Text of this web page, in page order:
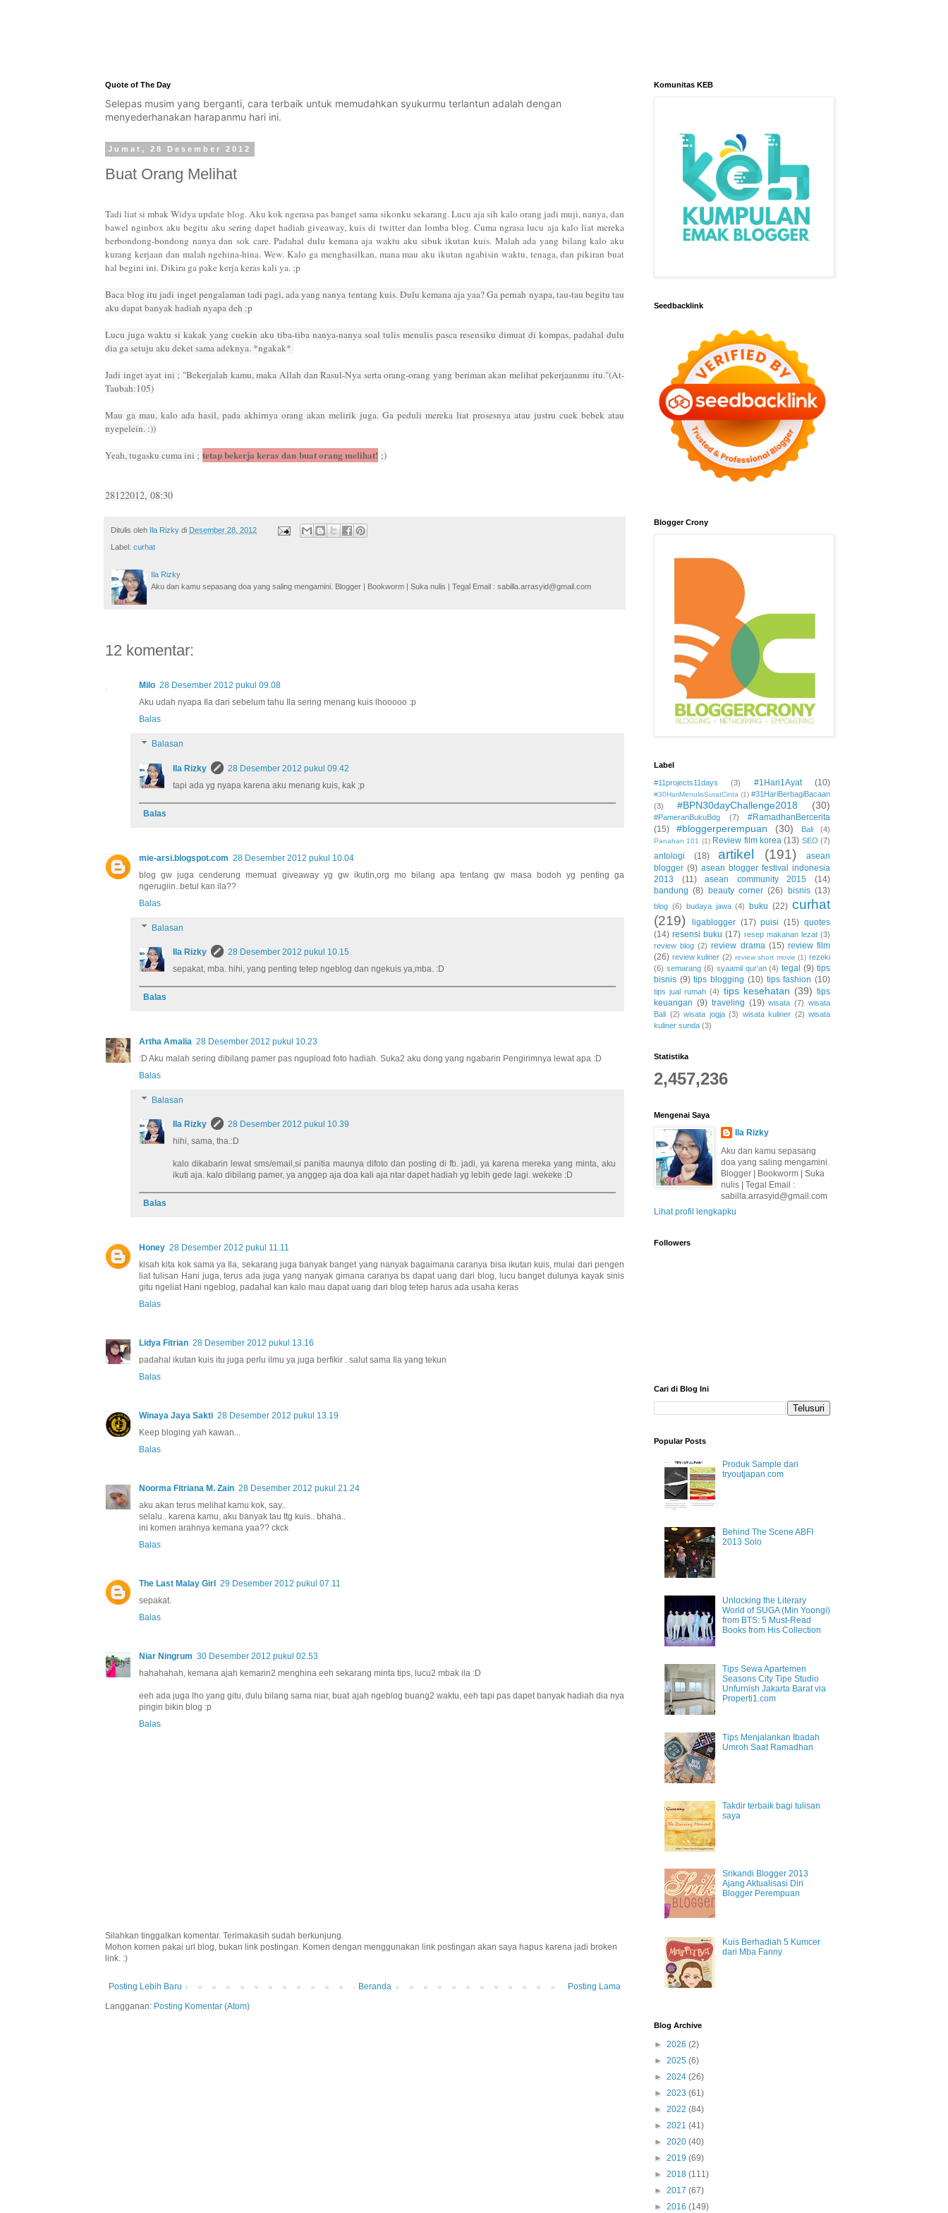
Quote of The Day
Selepas musim yang berganti, cara terbaik untuk memudahkan syukurmu terlantun adalah dengan
menyederhanakan harapanmu hari ini.
Jumat, 28 Desember 2012
Buat Orang Melihat
Tadi liat si mbak Widya update blog. Aku kok ngerasa pas banget sama sikonku sekarang. Lucu aja sih kalo orang jadi muji, nanya, dan
bawel nginbox aku begitu aku sering dapet hadiah giveaway, kuis di twitter dan lomba blog. Cuma ngrasa lucu aja kalo liat mereka
berbondong-bondong nanya dan sok care. Padahal dulu kemana aja waktu aku sibuk ikutan kuis. Malah ada yang bilang kalo aku
kurang kerjaan dan malah ngehina-hina. Wew. Kalo ga menghasilkan, mana mau aku ikutan ngabisin waktu, tenaga, dan pikiran buat
hal begini ini. Dikira ga pake kerja keras kali ya. ;p
Baca blog itu jadi inget pengalaman tadi pagi, ada yang nanya tentang kuis. Dulu kemana aja yaa? Ga pernah nyapa, tau-tau begitu tau
aku dapat banyak hadiah nyapa deh :p
Lucu juga waktu si kakak yang cuekin aku tiba-tiba nanya-nanya soal tulis menulis pasca resensiku dimuat di kompas, padahal dulu
dia ga setuju aku deket sama adeknya. *ngakak*
Jadi inget ayat ini ; "Bekerjalah kamu, maka Allah dan Rasul-Nya serta orang-orang yang beriman akan melihat pekerjaanmu itu."(At-
Taubah:105)
Mau ga mau, kalo ada hasil, pada akhirnya orang akan melirik juga. Ga peduli mereka liat prosesnya atau justru cuek bebek atau
nyepelein. :))
Yeah, tugasku cuma ini ; tetap bekerja keras dan buat orang melihat! ;)
28122012, 08:30
Ditulis oleh Ila Rizky di Desember 28, 2012
Label: curhat
Ila Rizky
Aku dan kamu sepasang doa yang saling mengamini. Blogger | Bookworm | Suka nulis | Tegal Email : sabilla.arrasyid@gmail.com
12 komentar:
Milo 28 Desember 2012 pukul 09.08
Aku udah nyapa Ila dari sebelum tahu Ila sering menang kuis lhooooo :p
Balas
Balasan
Ila Rizky
28 Desember 2012 pukul 09.42
tapi ada yg nyapa karena aku menang kuis, kak ;p
Balas
mie-arsi.blogspot.com 28 Desember 2012 pukul 10.04
blog gw juga cenderung memuat giveaway yg gw ikutin,org mo bilang apa tentang gw masa bodoh yg penting ga
ngerugiin..betul kan ila??
Balas
Balasan
Ila Rizky
28 Desember 2012 pukul 10.15
sepakat, mba. hihi, yang penting tetep ngeblog dan ngekuis ya,mba. :D
Balas
Artha Amalia 28 Desember 2012 pukul 10.23
:D Aku malah sering dibilang pamer pas ngupload foto hadiah. Suka2 aku dong yang ngabarin Pengirimnya lewat apa :D
Balas
Balasan
Ila Rizky
28 Desember 2012 pukul 10.39
hihi, sama, tha.:D
kalo dikabarin lewat sms/email,si panitia maunya difoto dan posting di fb. jadi, ya karena mereka yang minta, aku
ikuti aja. kalo dibilang pamer, ya anggep aja doa kali aja ntar dapet hadiah yg lebih gede lagi. wekeke :D
Balas
Honey 28 Desember 2012 pukul 11.11
kisah kita kok sama ya Ila, sekarang juga banyak banget yang nanyak bagaimana caranya bisa ikutan kuis, mulai dari pengen
liat tulisan Hani juga, terus ada juga yang nanyak gimana caranya bs dapat uang dari blog, lucu banget dulunya kayak sinis
gitu ngeliat Hani ngeblog, padahal kan kalo mau dapat uang dari blog tetep harus ada usaha keras
Balas
Lidya Fitrian 28 Desember 2012 pukul 13.16
padahal ikutan kuis itu juga perlu ilmu ya juga berfikir . salut sama Ila yang tekun
Balas
Winaya Jaya Sakti 28 Desember 2012 pukul 13.19
Keep bloging yah kawan...
Balas
Noorma Fitriana M. Zain 28 Desember 2012 pukul 21.24
aku akan terus melihat kamu kok, say..
selalu.. karena kamu, aku banyak tau ttg kuis.. bhaha..
ini komen arahnya kemana yaa?? ckck
Balas
The Last Malay Girl
29 Desember 2012 pukul 07.11
sepakat.
Balas
Niar Ningrum 30 Desember 2012 pukul 02.53
hahahahah, kemana ajah kemarin2 menghina eeh sekarang minta tips, lucu2 mbak ila :D
eeh ada juga lho yang gitu, dulu bilang sama niar, buat ajah ngeblog buang2 waktu, eeh tapi pas dapet banyak hadiah dia nya
pingin bikin blog :p
Balas
Silahkan tinggalkan komentar. Terimakasih sudah berkunjung.
Mohon komen pakai url blog, bukan link postingan. Komen dengan menggunakan link postingan akan saya hapus karena jadi broken
link. :)
Posting Lebih Baru Posting Lama
Beranda
Langganan: Posting Komentar (Atom)
Komunitas KEB
Seedbacklink
Blogger Crony
Label
#11projects11days (3) #1Hari1Ayat (10)
#30HariMenulisSuratCinta (1) #31HariBerbagiBacaan
(3)
#BPN30dayChallenge2018 (30)
#PameranBukuBdg (7)
#RamadhanBercerita
(15)
#bloggerperempuan (30) Bali (4)
Panahan 101 (1) Review film korea (13) SEO (7)
antologi (18) artikel (191)
asean
blogger (9) asean blogger festival indonesia
2013
(11) asean community 2015
(14)
bandung (8) beauty corner (26) bisnis (13)
blog (6) budaya jawa (4) buku (22) curhat
(219)
ligablogger (17) puisi (15) quotes
(14) resensi buku (17) resep makanan lezat (3)
review blog (2) review drama (15) review film
(26) review kuliner (2) review short movie (1) rezeki
(6) semarang (6) syaamil qur'an (4) tegal (9) tips
bisnis (9) tips blogging (10) tips fashion (10)
tips jual rumah (4) tips kesehatan (39) tips
keuangan (9) traveling (19) wisata (7) wisata
Bali (2) wisata jogja (3) wisata kuliner (2) wisata
kuliner sunda (3)
Statistika
2,457,236
Mengenai Saya
Ila Rizky
Aku dan kamu sepasang
doa yang saling mengamini.
Blogger | Bookworm | Suka
nulis | Tegal Email :
sabilla.arrasyid@gmail.com
Lihat profil lengkapku
Followers
Cari di Blog Ini
Popular Posts
Produk Sample dari
tryoutjapan.com
Behind The Scene ABFI
2013 Solo
Unlocking the Literary
World of SUGA (Min Yoongi)
from BTS: 5 Must-Read
Books from His Collection
Tips Sewa Apartemen
Seasons City Tipe Studio
Unfurnish Jakarta Barat via
Properti1.com
Tips Menjalankan Ibadah
Umroh Saat Ramadhan
Takdir terbaik bagi tulisan
saya
Srikandi Blogger 2013
Ajang Aktualisasi Diri
Blogger Perempuan
Kuis Berhadiah 5 Kumcer
dari Mba Fanny
Blog Archive
► 2026 (2)
► 2025 (6)
► 2024 (26)
► 2023 (61)
► 2022 (84)
► 2021 (41)
► 2020 (40)
► 2019 (69)
► 2018 (111)
► 2017 (67)
► 2016 (149)